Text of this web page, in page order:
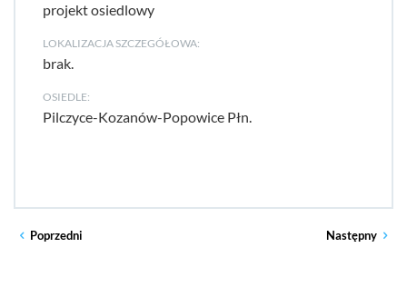
projekt osiedlowy
LOKALIZACJA SZCZEGÓŁOWA:
brak.
OSIEDLE:
Pilczyce-Kozanów-Popowice Płn.
Poprzedni Następny